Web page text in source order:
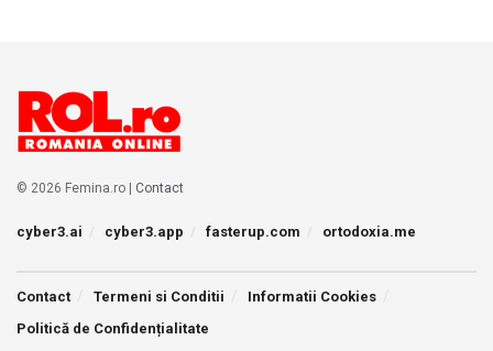
© 2026 Femina.ro | Contact
cyber3.ai cyber3.app fasterup.com ortodoxia.me
Contact Termeni si Conditii
Informatii Cookies
Politică de Confidențialitate